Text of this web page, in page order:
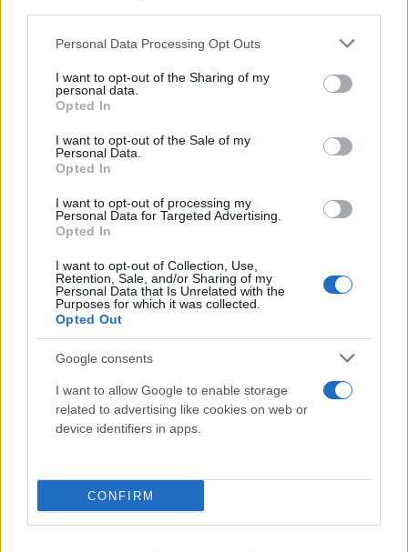
Please note that this website/app uses one or more Google
not limited to your visit or usage behaviour. You may click to
grant or deny consent to Google and its third-party tags to
use your data for below specified purposes in below Google
consent section.
Personal Data Processing Opt Outs
I want to opt-out of the Sharing of my
personal data.
Opted In
I want to opt-out of the Sale of my
Personal Data.
Opted In
I want to opt-out of processing my
Personal Data for Targeted Advertising.
Opted In
I want to opt-out of Collection, Use,
Retention, Sale, and/or Sharing of my
Personal Data that Is Unrelated with the
Purposes for which it was collected.
Opted Out
Google consents
I want to allow Google to enable storage
related to advertising like cookies on web or
device identifiers in apps.
CONFIRM
26.04.2024 12:28
Ομάδα
Flash.gr
Τασούλας για Φλώρο: «Δική του υπόθεση η
τήρηση των περιοριστικών όρων»
25.04.2024 20:49